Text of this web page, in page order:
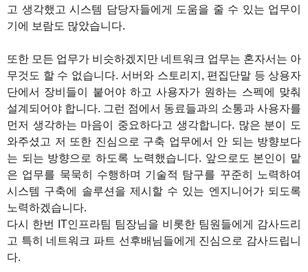
고 생각했고 시스템 담당자들에게 도움을 줄 수 있는 업무이
기에 보람도 많았습니다.
또한 모든 업무가 비슷하겠지만 네트워크 업무는 혼자서는 아
무것도 할 수 없습니다. 서버와 스토리지, 편집단말 등 상용자
단에서 장비들이 붙어야 하고 사용자가 원하는 스펙에 맞춰
설계되어야 합니다. 그런 점에서 동료들과의 소통과 사용자를
먼저 생각하는 마음이 중요하다고 생각합니다. 많은 분이 도
와주셨고 저 또한 진심으로 구축 업무에서 안 되는 방향보다
는 되는 방향으로 하도록 노력했습니다. 앞으로도 본인이 맡
은 업무를 묵묵히 수행하며 기술적 탐구를 꾸준히 노력하여
시스템 구축에 솔루션을 제시할 수 있는 엔지니어가 되도록
노력하겠습니다.
다시 한번 IT인프라팀 팀장님을 비롯한 팀원들에게 감사드리
고 특히 네트워크 파트 선후배님들에게 진심으로 감사드립니
다.